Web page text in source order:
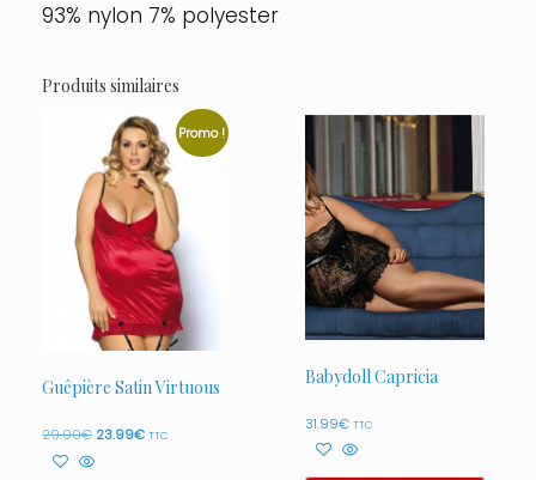
93% nylon 7% polyester
Produits similaires
Promo !
Guêpière Satin Virtuous
29.90€ Le
23.99€LeTTC
Babydoll Capricia
31.99€ TTC